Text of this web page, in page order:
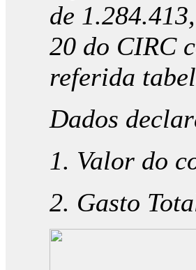
de
20 do CIRC
referida
Dados
1. Valor do
2. Gasto